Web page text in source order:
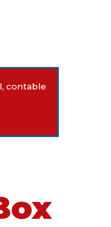
contable